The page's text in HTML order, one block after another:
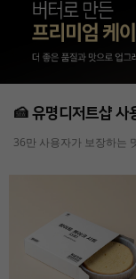
🍰 유명디저트샵 사
36만 사용자가 보장하는